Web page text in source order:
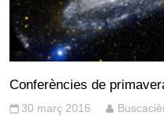
Conferències de
30 març 2016